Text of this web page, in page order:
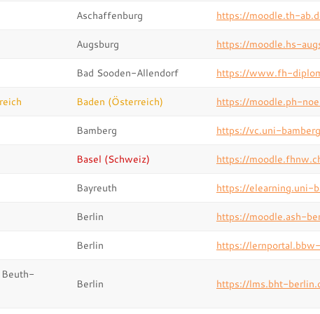
Aschaffenburg https://moodle.th-
Augsburg https://moodle.hs-
Bad Sooden-Allendorf https://www.fh-
Baden (Österreich) https://moodle.ph-
Bamberg https://vc.uni-
Basel (Schweiz) https://
Bayreuth https://elearning.uni-
Berlin https://moodle.ash-
Berlin https://
Beuth-
Berlin https://lms.bht-